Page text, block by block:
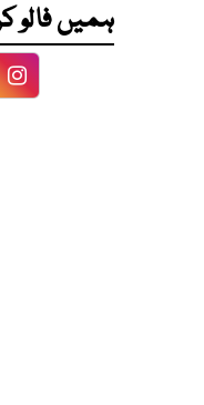
ہمیں فالو
Facebook